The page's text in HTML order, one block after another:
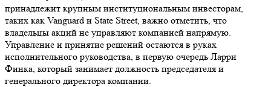
принадлежит крупным институциональным инвесторам,
таких как Vanguard и State Street, важно отметить, что
владельцы акций не управляют компанией напрямую.
Управление и принятие решений остаются в руках
исполнительного руководства, в первую очередь Ларри
Финка, который занимает должность председателя и
генерального директора компании.